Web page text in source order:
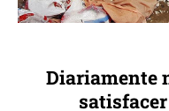
Diariamente